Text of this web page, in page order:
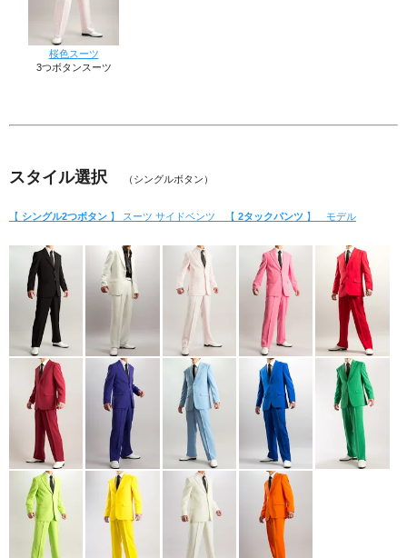
桜色スーツ
3つボタンスーツ
スタイル選択 （シングルボタン）
【 シングル2つボタン 】 スーツ サイドベンツ 【 2タックパンツ 】 モデル